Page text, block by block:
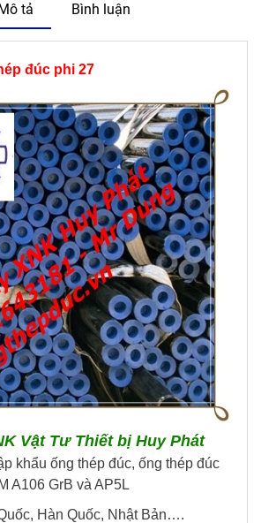
tả Bình luận
đúc phi 27
Vật Tư Thiết bị Huy Phát
khẩu ống thép đúc, ống thép đúc
A106 GrB và AP5L
Hàn Quốc, Nhật Bản….